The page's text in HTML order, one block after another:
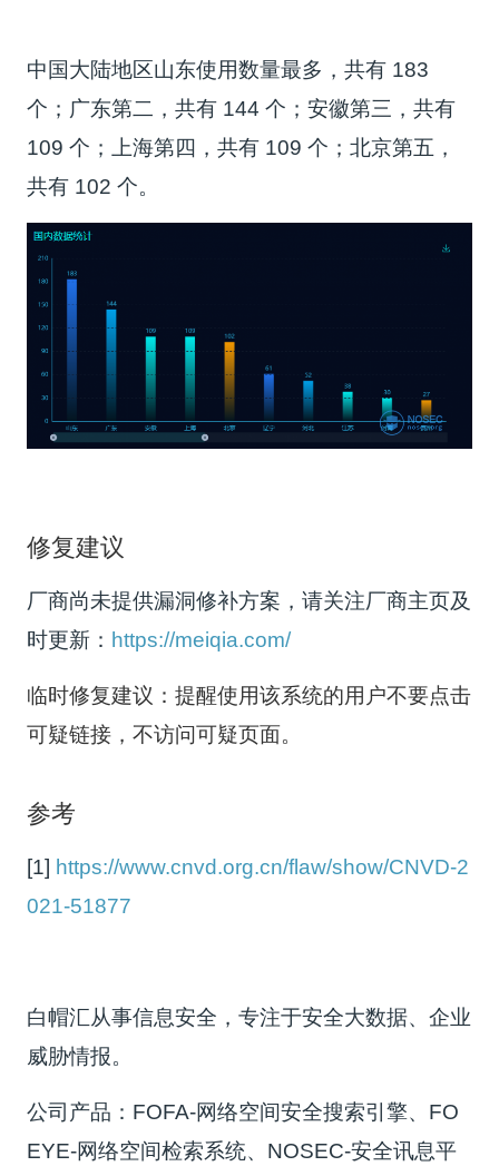
中国大陆地区山东使用数量最多，共有 183
个；广东第二，共有 144 个；安徽第三，共有
109 个；上海第四，共有 109 个；北京第五，
共有 102 个。
修复建议
厂商尚未提供漏洞修补方案，请关注厂商主页及
时更新： https://meiqia.com/
临时修复建议：提醒使用该系统的用户不要点击
可疑链接，不访问可疑页面。
参考
[1] https://www.cnvd.org.cn/flaw/show/CNVD-2
021-51877
白帽汇从事信息安全，专注于安全大数据、企业
威胁情报。
公司产品：FOFA-网络空间安全搜索引擎、FO
EYE-网络空间检索系统、NOSEC-安全讯息平